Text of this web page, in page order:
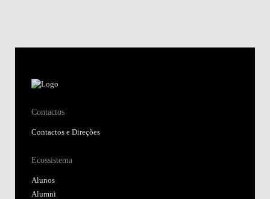
Contactos
Contactos e Direções
Ecossistema
Alunos
Alumni